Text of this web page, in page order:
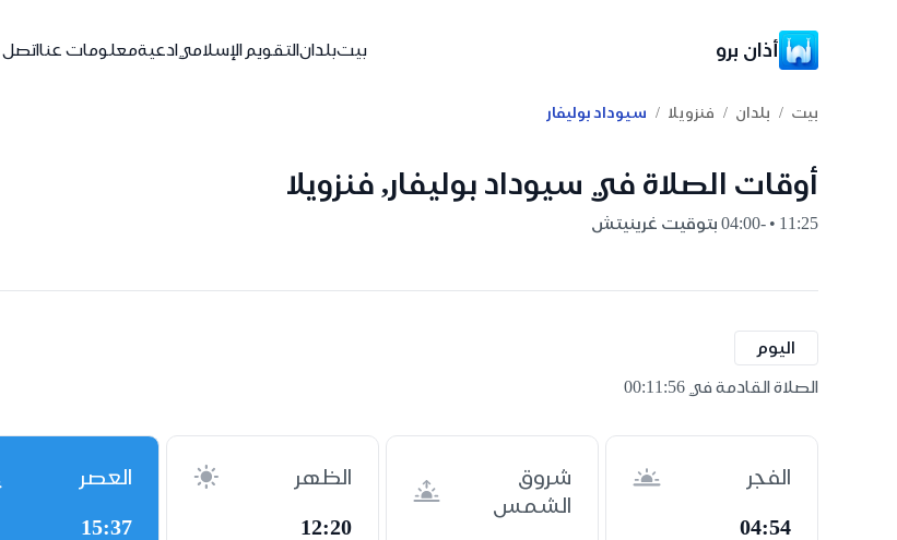
أذان برو بيتبلدانالتقويم الإسلاميادعيةمعلومات عنااتصل
بيت / بلدان / فنزويلا / سيوداد بوليفار
أوقات الصلاة في سيوداد بوليفار, فنزويلا
11:25 • -04:00 بتوقيت غرينيتش
اليوم
الصلاة القادمة في 00:11:55
الفجر
04:54
شروق
الشمس
الظهر
12:20
العصر
15:37